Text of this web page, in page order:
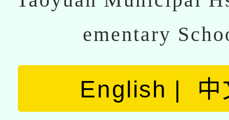
ementary
English 中